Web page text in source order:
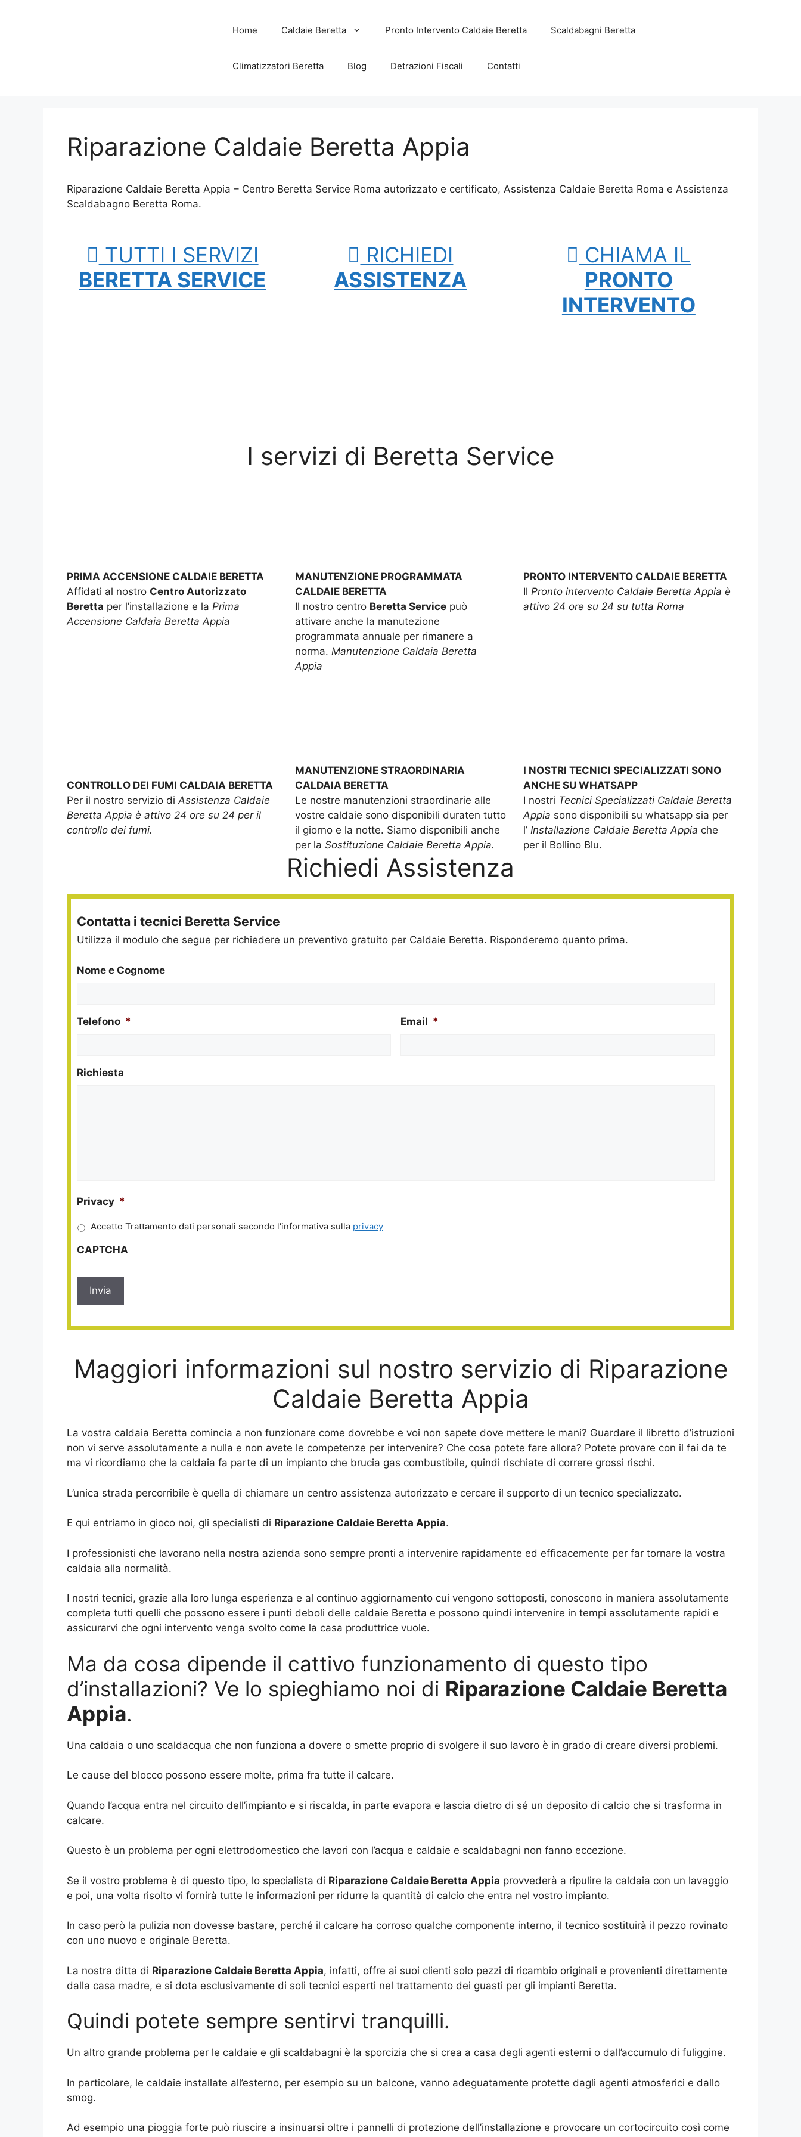
Home Caldaie Beretta Pronto Intervento Caldaie Beretta Scaldabagni Beretta
Climatizzatori Beretta Blog Detrazioni Fiscali Contatti
Riparazione Caldaie Beretta Appia
Riparazione Caldaie Beretta Appia – Centro Beretta Service Roma autorizzato e certificato, Assistenza Caldaie Beretta Roma e Assistenza
Scaldabagno Beretta Roma.
TUTTI I SERVIZI
BERETTA SERVICE
RICHIEDI
ASSISTENZA
CHIAMA IL
PRONTO
INTERVENTO
I servizi di Beretta Service
PRIMA ACCENSIONE CALDAIE BERETTA
Affidati al nostro Centro Autorizzato
Beretta per l’installazione e la Prima
Accensione Caldaia Beretta Appia
MANUTENZIONE PROGRAMMATA
CALDAIE BERETTA
Il nostro centro Beretta Servicepuò
attivare anche la manutezione
programmata annuale per rimanere a
norma. Manutenzione Caldaia Beretta
Appia
PRONTO INTERVENTO CALDAIE BERETTA
Il Pronto intervento Caldaie Beretta Appia è
attivo 24 ore su 24 su tutta Roma
CONTROLLO DEI FUMI CALDAIA BERETTA
Per il nostro servizio diAssistenza Caldaie
Beretta Appia è attivo 24 ore su 24 per il
controllo dei fumi.
MANUTENZIONE STRAORDINARIA
CALDAIA BERETTA
Le nostre manutenzioni straordinarie alle
vostre caldaie sono disponibili duraten tutto
il giorno e la notte. Siamo disponibili anche
per la Sostituzione Caldaie Beretta Appia.
I NOSTRI TECNICI SPECIALIZZATI SONO
ANCHE SU WHATSAPP
I nostri Tecnici Specializzati Caldaie Beretta
Appia sono disponibili su whatsapp sia per
l’ Installazione Caldaie Beretta Appia che
per il Bollino Blu.
Richiedi Assistenza
Contatta i tecnici Beretta Service
Utilizza il modulo che segue per richiedere un preventivo gratuito per Caldaie Beretta. Risponderemo quanto prima.
Nome e Cognome
Telefono * Email *
Richiesta
Privacy *
Accetto Trattamento dati personali secondo l'informativa sulla privacy
CAPTCHA
Maggiori informazioni sul nostro servizio di Riparazione
Caldaie Beretta Appia
La vostra caldaia Beretta comincia a non funzionare come dovrebbe e voi non sapete dove mettere le mani? Guardare il libretto d’istruzioni
non vi serve assolutamente a nulla e non avete le competenze per intervenire? Che cosa potete fare allora? Potete provare con il fai da te
ma vi ricordiamo che la caldaia fa parte di un impianto che brucia gas combustibile, quindi rischiate di correre grossi rischi.
L’unica strada percorribile è quella di chiamare un centro assistenza autorizzato e cercare il supporto di un tecnico specializzato.
E qui entriamo in gioco noi, gli specialisti di Riparazione Caldaie Beretta Appia.
I professionisti che lavorano nella nostra azienda sono sempre pronti a intervenire rapidamente ed efficacemente per far tornare la vostra
caldaia alla normalità.
I nostri tecnici, grazie alla loro lunga esperienza e al continuo aggiornamento cui vengono sottoposti, conoscono in maniera assolutamente
completa tutti quelli che possono essere i punti deboli delle caldaie Beretta e possono quindi intervenire in tempi assolutamente rapidi e
assicurarvi che ogni intervento venga svolto come la casa produttrice vuole.
Ma da cosa dipende il cattivo funzionamento di questo tipo
d’installazioni? Ve lo spieghiamo noi di Riparazione Caldaie Beretta
Appia.
Una caldaia o uno scaldacqua che non funziona a dovere o smette proprio di svolgere il suo lavoro è in grado di creare diversi problemi.
Le cause del blocco possono essere molte, prima fra tutte il calcare.
Quando l’acqua entra nel circuito dell’impianto e si riscalda, in parte evapora e lascia dietro di sé un deposito di calcio che si trasforma in
calcare.
Questo è un problema per ogni elettrodomestico che lavori con l’acqua e caldaie e scaldabagni non fanno eccezione.
Se il vostro problema è di questo tipo, lo specialista di Riparazione Caldaie Beretta Appia provvederà a ripulire la caldaia con un lavaggio
e poi, una volta risolto vi fornirà tutte le informazioni per ridurre la quantità di calcio che entra nel vostro impianto.
In caso però la pulizia non dovesse bastare, perché il calcare ha corroso qualche componente interno, il tecnico sostituirà il pezzo rovinato
con uno nuovo e originale Beretta.
La nostra ditta di Riparazione Caldaie Beretta Appia, infatti, offre ai suoi clienti solo pezzi di ricambio originali e provenienti direttamente
dalla casa madre, e si dota esclusivamente di soli tecnici esperti nel trattamento dei guasti per gli impianti Beretta.
Quindi potete sempre sentirvi tranquilli.
Un altro grande problema per le caldaie e gli scaldabagni è la sporcizia che si crea a casa degli agenti esterni o dall’accumulo di fuliggine.
In particolare, le caldaie installate all’esterno, per esempio su un balcone, vanno adeguatamente protette dagli agenti atmosferici e dallo
smog.
Ad esempio una pioggia forte può riuscire a insinuarsi oltre i pannelli di protezione dell’installazione e provocare un cortocircuito così come